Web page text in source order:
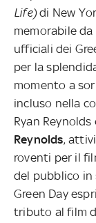
Life)di New
memorabile
ufficiali dei
per la
momento a
incluso nella
Ryan
Reynolds,
roventi per il
del pubblico in
Green Day
tributo al film